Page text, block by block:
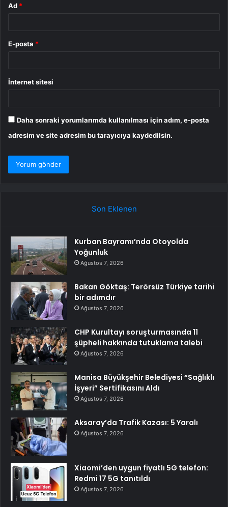
Ad *
E-posta *
İnternet sitesi
Daha sonraki yorumlarımda kullanılması için adım, e-posta
adresim ve site adresim bu tarayıcıya kaydedilsin.
Son Eklenen
Kurban Bayramı’nda Otoyolda
Yoğunluk
Ağustos 7, 2026
Bakan Göktaş: Terörsüz Türkiye tarihi
bir adımdır
Ağustos 7, 2026
CHP Kurultayı soruşturmasında 11
şüpheli hakkında tutuklama talebi
Ağustos 7, 2026
Manisa Büyükşehir Belediyesi “Sağlıklı
İşyeri” Sertifikasını Aldı
Ağustos 7, 2026
Aksaray’da Trafik Kazası: 5 Yaralı
Ağustos 7, 2026
Xiaomi’den uygun fiyatlı 5G telefon:
Redmi 17 5G tanıtıldı
Ağustos 7, 2026